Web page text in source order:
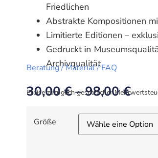
Friedlichen
Abstrakte Kompositionen
Limitierte Editionen –
Gedruckt in
Archivqualität
Beratung / Material / FAQ
30,00€–98,00€
Preise zuzüglich gesetzlicher
Größe